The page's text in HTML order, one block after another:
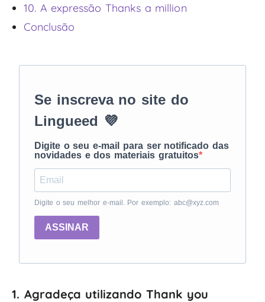
10. A expressão Thanks a million
Conclusão
Se inscreva no site do
Lingueed 💜
Digite o seu e-mail para ser notificado das
novidades e dos materiais gratuitos
Digite o seu melhor e-mail. Por exemplo: abc@xyz.com
ASSINAR
1. Agradeça utilizando Thank you